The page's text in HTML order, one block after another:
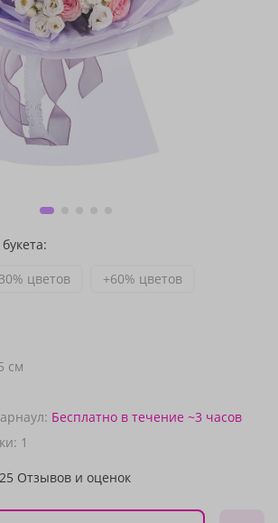
цветов +60% цветов
см
Бесплатно в течение ~3 часов
1
25 Отзывов и оценок